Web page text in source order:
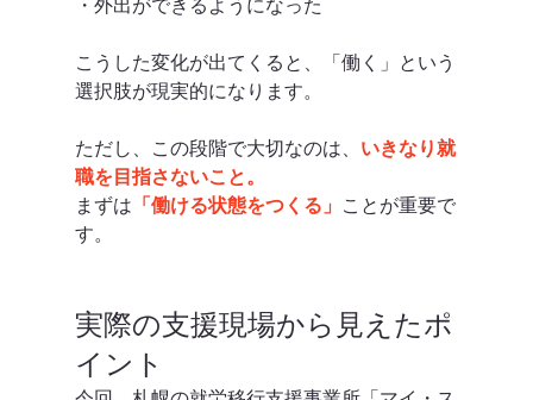
・外出ができるようになった
こうした変化が出てくると、「働く」という
選択肢が現実的になります。
ただし、この段階で大切なのは、 いきなり就
職を目指さないこと。
まずは 「働ける状態をつくる」 ことが重要で
す。
実際の支援現場から見えたポ
イント